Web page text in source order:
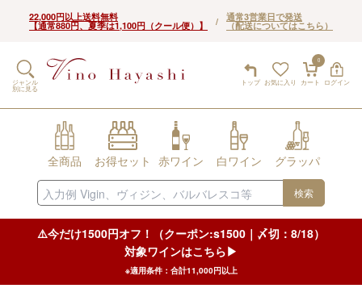
22,000円以上送料無料
【通常880円、夏季は1,100円（クール便）】 / 通常3営業日で発送
（配送についてはこちら）
トップ お気に入り
0
カート ログイン
ジャンル
別に見る
全商品 お得セット 赤ワイン 白ワイン グラッパ
検索
⚠️今だけ1500円オフ！（クーポン:s1500｜〆切：8/18）
対象ワインはこちら▶︎
※適用条件：合計11,000円以上